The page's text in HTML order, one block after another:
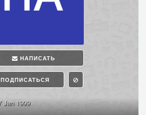
НАПИСАТЬ
ПОДПИСАТЬСЯ
Jan 1999